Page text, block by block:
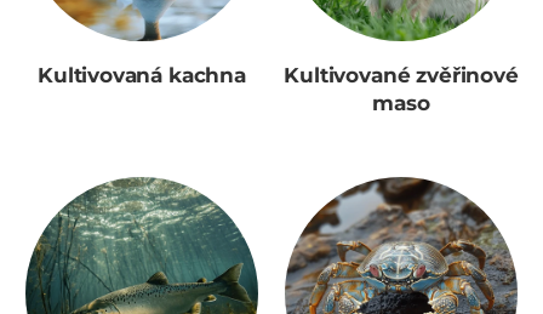
Kultivovaná kachna
Kultivované zvěřinové
maso